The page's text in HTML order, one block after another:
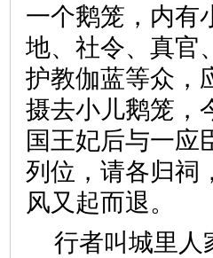
一个鹅笼，内有
地、社令、真官
护教伽蓝等众，
摄去小儿鹅笼，
国王妃后与一应
列位，请各归祠
风又起而退
行者叫城里人